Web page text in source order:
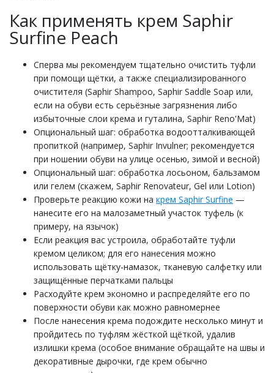
Как применять крем Saphir
Surfine Peach
Сперва мы рекомендуем тщательно очистить туфли
при помощи щётки, а также специализированного
очистителя (Saphir Shampoo, Saphir Saddle Soap или,
если на обуви есть серьёзные загрязнения либо
избыточные слои крема и гуталина, Saphir Reno'Mat)
Опциональный шаг: обработка водоотталкивающей
пропиткой (например, Saphir Invulner; рекомендуется
при ношении обуви на улице осенью, зимой и весной)
Опциональный шаг: обработка лосьоном, бальзамом
или гелем (скажем, Saphir Renovateur, Gel или Lotion)
Проверьте реакцию кожи на крем Saphir Surfine —
нанесите его на малозаметный участок туфель (к
примеру, на язычок)
Если реакция вас устроила, обработайте туфли
кремом целиком; для его нанесения можно
использовать щётку-намазок, тканевую салфетку или
защищённые перчатками пальцы
Расходуйте крем экономно и распределяйте его по
поверхности обуви как можно равномернее
После нанесения крема подождите несколько минут и
пройдитесь по туфлям жёсткой щёткой, удалив
излишки крема (особое внимание обращайте на швы и
декоративные дырочки, где крем обычно